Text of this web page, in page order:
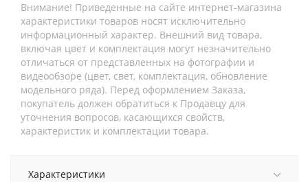
Внимание! Приведенные на сайте интернет-магазина
характеристики товаров носят исключительно
информационный характер. Внешний вид товара,
включая цвет и комплектация могут незначительно
отличаться от представленных на фотографии и
видеообзоре (цвет, свет, комплектация, обновление
модельного ряда). Перед оформлением Заказа,
покупатель должен обратиться к Продавцу для
уточнения вопросов, касающихся свойств,
характеристик и комплектации товара.
Характеристики